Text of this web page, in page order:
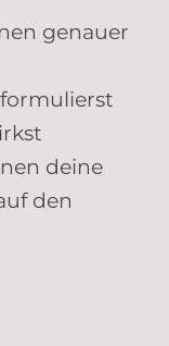
genauer
deine
den